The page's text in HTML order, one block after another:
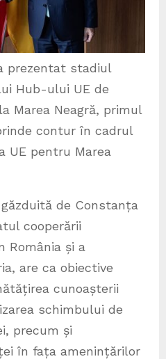
prezentat stadiul
Hub-ului UE de
Marea Neagră, primul
contur în cadrul
UE pentru Marea
de Constanța
cooperării
România și a
are ca obiective
cunoașterii
schimbului de
precum și
în fața amenințărilor